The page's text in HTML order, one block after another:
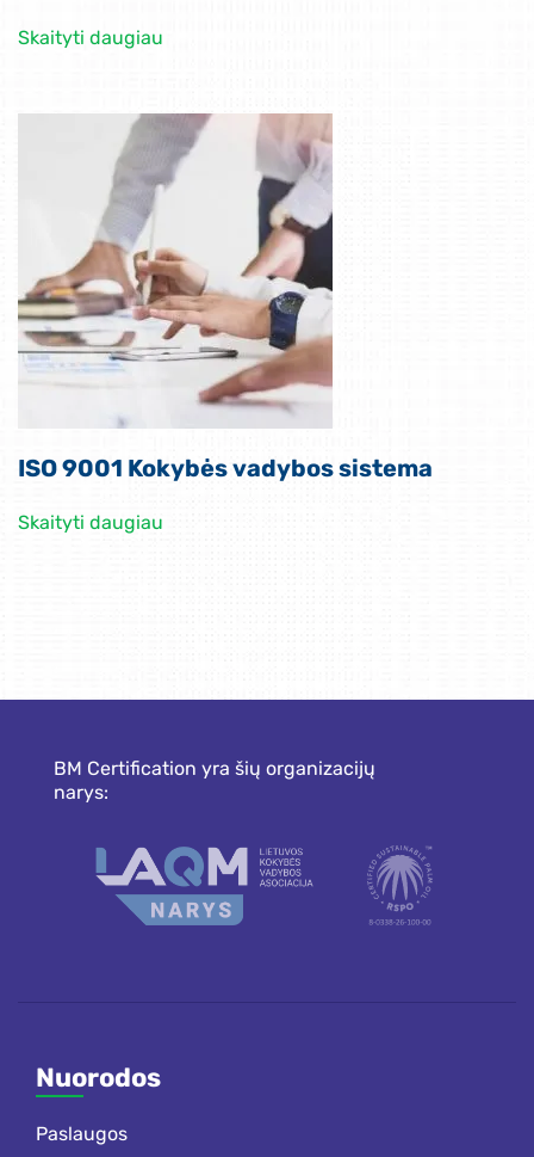
Skaityti daugiau
ISO 9001 Kokybės vadybos sistema
Skaityti daugiau
BM Certification yra šių organizacijų
narys:
Nuorodos
Paslaugos